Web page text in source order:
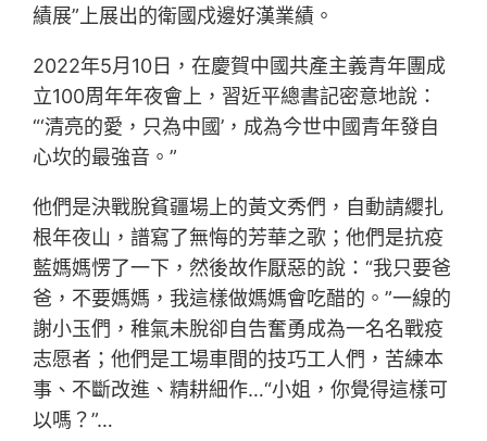
績展”上展出的衛國戍邊好漢業績。
2022年5月10日，在慶賀中國共產主義青年團成
立100周年年夜會上，習近平總書記密意地說：
“‘清亮的愛，只為中國’，成為今世中國青年發自
心坎的最強音。”
他們是決戰脫貧疆場上的黃文秀們，自動請纓扎
根年夜山，譜寫了無悔的芳華之歌；他們是抗疫
藍媽媽愣了一下，然後故作厭惡的說：“我只要爸
爸，不要媽媽，我這樣做媽媽會吃醋的。”一線的
謝小玉們，稚氣未脫卻自告奮勇成為一名名戰疫
志愿者；他們是工場車間的技巧工人們，苦練本
事、不斷改進、精耕細作…“小姐，你覺得這樣可
以嗎？”…